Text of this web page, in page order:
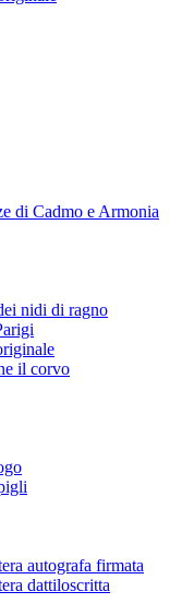
di Cadmo e Armonia
nidi di ragno
il corvo
autografa firmata
dattiloscritta